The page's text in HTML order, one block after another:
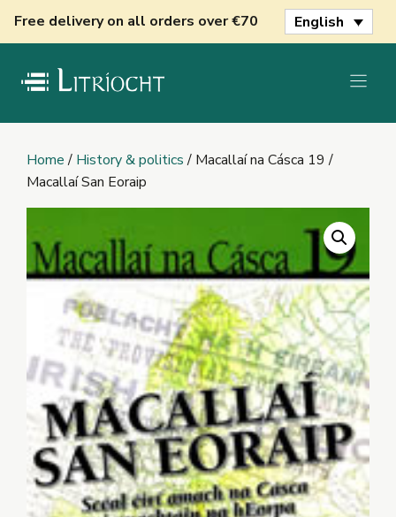
Free delivery on all orders over €70 English
Home/ History & politics/ Macallaí na Cásca 19 /
Macallaí San Eoraip